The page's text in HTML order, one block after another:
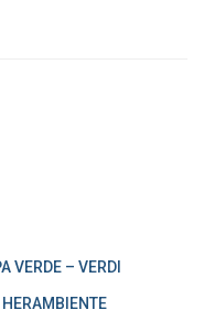
VERDE – VERDI
HERAMBIENTE